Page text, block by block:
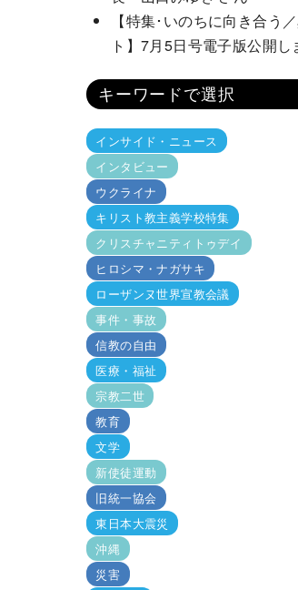
【特集･いのちに向き合う
ト】7月5日号電子版公開し
キーワードで選択
インサイド・ニュース
インタビュー
ウクライナ
キリスト教主義学校特集
クリスチャニティトゥデイ
ヒロシマ・ナガサキ
ローザンヌ世界宣教会議
事件・事故
信教の自由
医療・福祉
宗教二世
教育
文学
新使徒運動
旧統一協会
東日本大震災
沖縄
災害